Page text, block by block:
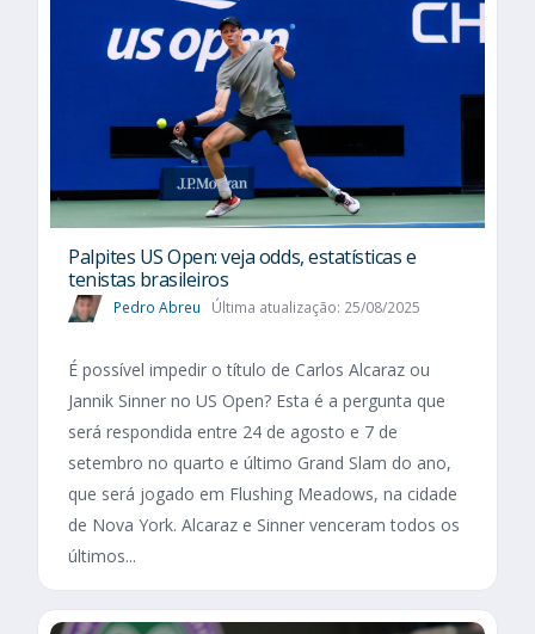
Palpites US Open: veja odds, estatísticas e
tenistas brasileiros
Pedro Abreu Última atualização: 25/08/2025
É possível impedir o título de Carlos Alcaraz ou
Jannik Sinner no US Open? Esta é a pergunta que
será respondida entre 24 de agosto e 7 de
setembro no quarto e último Grand Slam do ano,
que será jogado em Flushing Meadows, na cidade
de Nova York. Alcaraz e Sinner venceram todos os
últimos...